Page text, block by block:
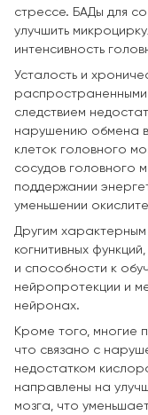
стрессе. БАДы для
улучшить
интенсивность
Усталость и
распространенными
следствием
нарушению обмена
клеток головного
сосудов головного
поддержании
уменьшении
Другим характерным
когнитивных
и способности к
нейропротекции и
нейронах.
Кроме того, многие
что связано с
недостатком
направлены на
мозга, что